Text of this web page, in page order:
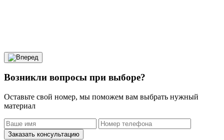
Возникли вопросы при выборе?
Оставьте свой номер, мы поможем вам выбрать нужный
материал
Заказать консультацию